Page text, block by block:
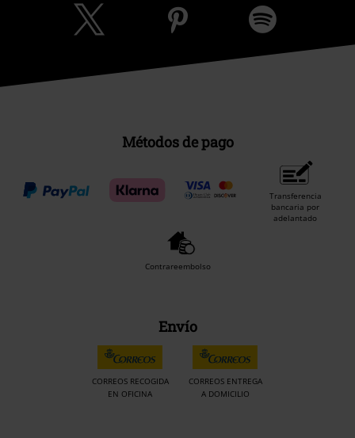
Métodos de pago
Transferencia
bancaria por
adelantado
Contrareembolso
Envío
CORREOS RECOGIDA
EN OFICINA
CORREOS ENTREGA
A DOMICILIO